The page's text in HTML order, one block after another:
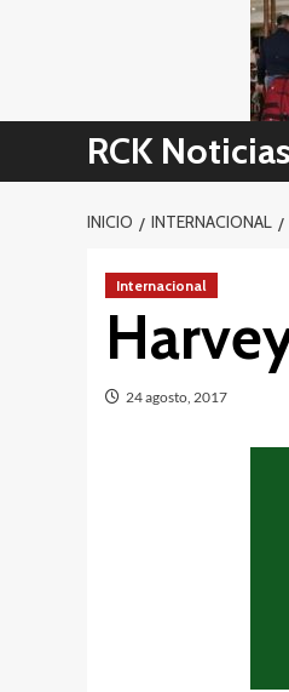
RCK Noticias
INICIO INTERNACIONAL
Internacional
24 agosto, 2017